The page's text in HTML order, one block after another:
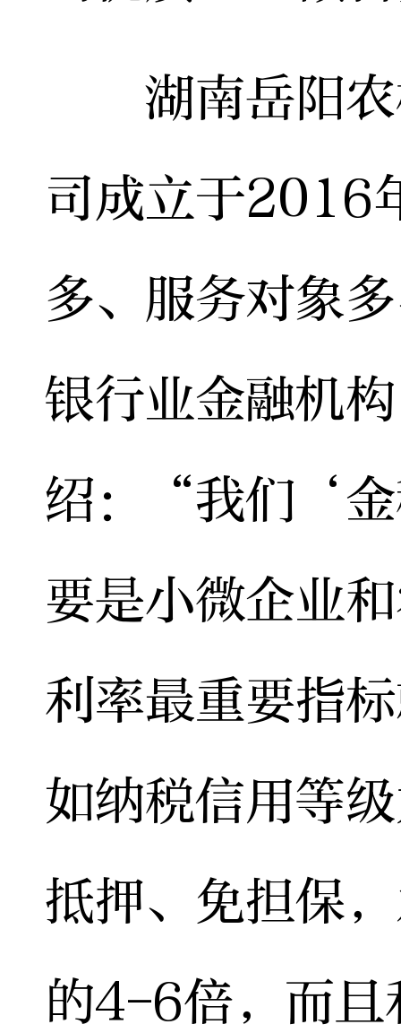
湖南岳阳农
司成立于2016
多、服务对象
银行业金融机
绍：“我们‘金
要是小微企业
利率最重要指
如纳税信用等
抵押、免担保
的4-6倍，而且